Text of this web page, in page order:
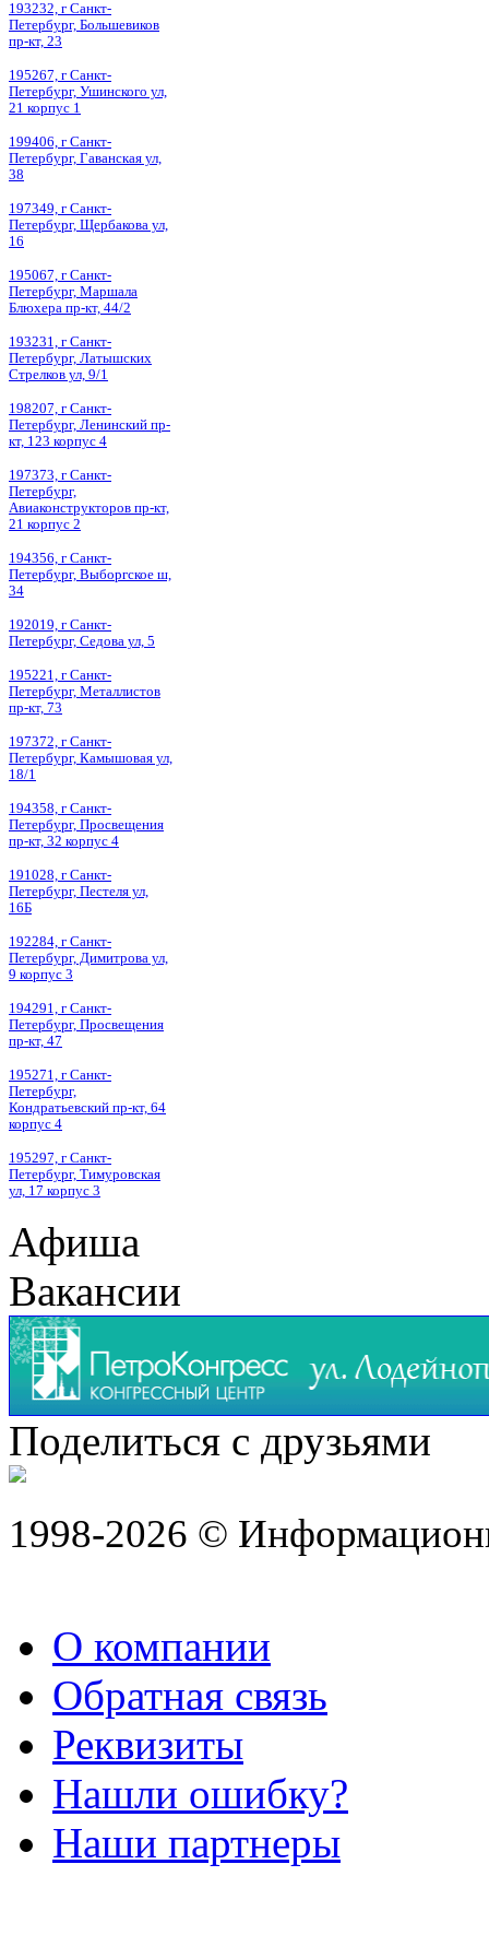
193232, г Санкт-
Петербург, Большевиков
пр-кт, 23
195267, г Санкт-
Петербург, Ушинского ул,
21 корпус 1
199406, г Санкт-
Петербург, Гаванская ул,
38
197349, г Санкт-
Петербург, Щербакова ул,
16
195067, г Санкт-
Петербург, Маршала
Блюхера пр-кт, 44/2
193231, г Санкт-
Петербург, Латышских
Стрелков ул, 9/1
198207, г Санкт-
Петербург, Ленинский пр-
кт, 123 корпус 4
197373, г Санкт-
Петербург,
Авиаконструкторов пр-кт,
21 корпус 2
194356, г Санкт-
Петербург, Выборгское ш,
34
192019, г Санкт-
Петербург, Седова ул, 5
195221, г Санкт-
Петербург, Металлистов
пр-кт, 73
197372, г Санкт-
Петербург, Камышовая ул,
18/1
194358, г Санкт-
Петербург, Просвещения
пр-кт, 32 корпус 4
191028, г Санкт-
Петербург, Пестеля ул,
16Б
192284, г Санкт-
Петербург, Димитрова ул,
9 корпус 3
194291, г Санкт-
Петербург, Просвещения
пр-кт, 47
195271, г Санкт-
Петербург,
Кондратьевский пр-кт, 64
корпус 4
195297, г Санкт-
Петербург, Тимуровская
ул, 17 корпус 3
Афиша
Вакансии
Поделиться с друзьями
1998-2026 ©
О компании
Обратная связь
Реквизиты
Нашли ошибку?
Наши партнеры